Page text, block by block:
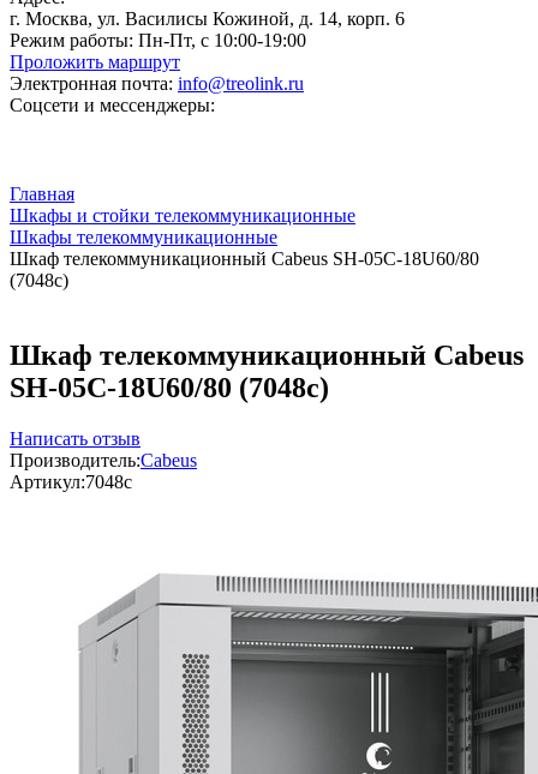
г. Москва, ул. Василисы Кожиной, д. 14, корп. 6
Режим работы: Пн-Пт, с 10:00-19:00
Проложить маршрут
Электронная почта: info@treolink.ru
Соцсети и мессенджеры:
Главная
Шкафы и стойки телекоммуникационные
Шкафы телекоммуникационные
Шкаф телекоммуникационный Cabeus SH-05C-18U60/80
(7048c)
Шкаф телекоммуникационный Cabeus
SH-05C-18U60/80 (7048c)
Написать отзыв
Производитель:Cabeus
Артикул:7048c